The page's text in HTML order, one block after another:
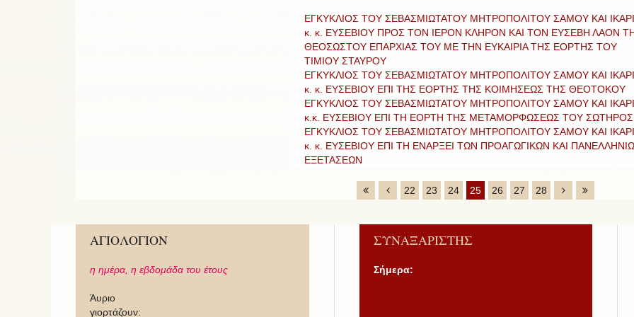
ΕΓΚΥΚΛΙΟΣ ΤΟΥ ΣΕΒΑΣΜΙΩΤΑΤΟΥ ΜΗΤΡΟΠΟΛΙΤΟΥ ΣΑΜΟΥ ΚΑΙ
κ. κ. ΕΥΣΕΒΙΟΥ ΠΡΟΣ ΤΟΝ ΙΕΡΟΝ ΚΛΗΡΟΝ ΚΑΙ ΤΟΝ ΕΥΣΕΒΗ ΛΑΟΝ
ΘΕΟΣΩΣΤΟΥ ΕΠΑΡΧΙΑΣ ΤΟΥ ΜΕ ΤΗΝ ΕΥΚΑΙΡΙΑ ΤΗΣ ΕΟΡΤΗΣ ΤΟΥ
ΤΙΜΙΟΥ ΣΤΑΥΡΟΥ
ΕΓΚΥΚΛΙΟΣ ΤΟΥ ΣΕΒΑΣΜΙΩΤΑΤΟΥ ΜΗΤΡΟΠΟΛΙΤΟΥ ΣΑΜΟΥ ΚΑΙ
κ. κ. ΕΥΣΕΒΙΟΥ ΕΠΙ ΤΗΣ ΕΟΡΤΗΣ ΤΗΣ ΚΟΙΜΗΣΕΩΣ ΤΗΣ ΘΕΟΤΟΚΟΥ
ΕΓΚΥΚΛΙΟΣ ΤΟΥ ΣΕΒΑΣΜΙΩΤΑΤΟΥ ΜΗΤΡΟΠΟΛΙΤΟΥ ΣΑΜΟΥ ΚΑΙ
κ.κ. ΕΥΣΕΒΙΟΥ ΕΠΙ ΤΗ ΕΟΡΤΗ ΤΗΣ ΜΕΤΑΜΟΡΦΩΣΕΩΣ ΤΟΥ ΣΩΤΗΡΟΣ
ΕΓΚΥΚΛΙΟΣ ΤΟΥ ΣΕΒΑΣΜΙΩΤΑΤΟΥ ΜΗΤΡΟΠΟΛΙΤΟΥ ΣΑΜΟΥ ΚΑΙ
κ. κ. ΕΥΣΕΒΙΟΥ ΕΠΙ ΤΗ ΕΝΑΡΞΕΙ ΤΩΝ ΠΡΟΑΓΩΓΙΚΩΝ ΚΑΙ
ΕΞΕΤΑΣΕΩΝ
22 23 24 25 26 27 28
ΑΓΙΟΛΟΓΙΟΝ
η ημέρα, η εβδομάδα του έτους
Άυριο
γιορτάζουν:
ΣΥΝΑΞΑΡΙΣΤΗΣ
Σήμερα: